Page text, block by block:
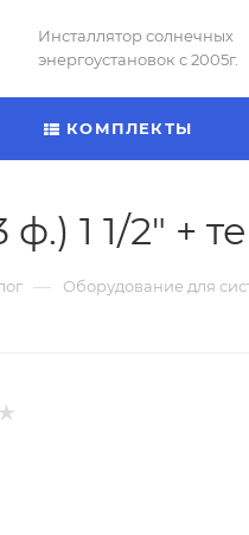
Инсталлятор солнечных
энергоустановок с 2005г.
КОМПЛЕКТЫ
1 1/2" +
— Оборудование для